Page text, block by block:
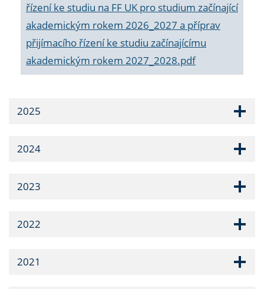
řízení ke studiu na FF UK pro studium začínající
akademickým rokem 2026_2027 a příprav
přijímacího řízení ke studiu začínajícímu
akademickým rokem 2027_2028.pdf
2025
2024
2023
2022
2021